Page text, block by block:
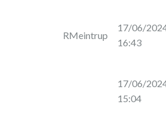
RMeintrup
17/06/
16:43
17/06/
15:04